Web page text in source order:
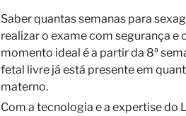
Saber quantas semanas para
realizar o exame com segurança
momento ideal é a partir da 8ª
fetal livre já está presente em
materno.
Com a tecnologia e a expertise do